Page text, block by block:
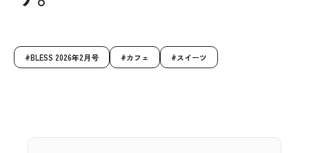
BLESS 2026年2月号 カフェ スイーツ